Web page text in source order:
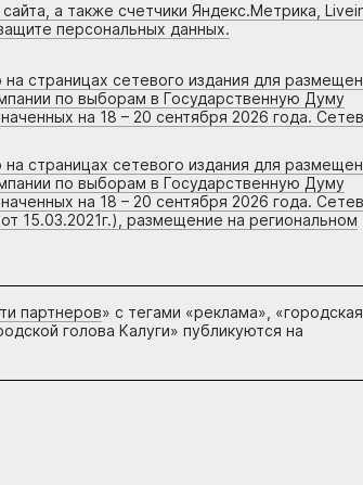
а также счетчики Яндекс.Метрика,
персональных данных.
страницах сетевого издания для
по выборам в Государственную Думу
на 18 – 20 сентября 2026 года.
страницах сетевого издания для
по выборам в Государственную Думу
на 18 – 20 сентября 2026 года.
15.03.2021г.), размещение на региональном
партнеров» с тегами «реклама», «городская
голова Калуги» публикуются на